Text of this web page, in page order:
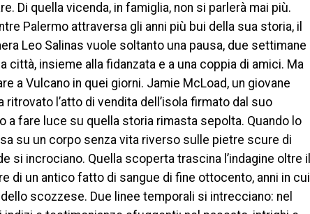
Di quella vicenda, in famiglia, non si parlerà mai più.
Palermo attraversa gli anni più bui della sua storia, il
Leo Salinas vuole soltanto una pausa, due settimane
città, insieme alla fidanzata e a una coppia di amici. Ma
a Vulcano in quei giorni. Jamie McLoad, un giovane
ritrovato l’atto di vendita dell’isola firmato dal suo
a fare luce su quella storia rimasta sepolta. Quando lo
su un corpo senza vita riverso sulle pietre scure di
si incrociano. Quella scoperta trascina l’indagine oltre il
di un antico fatto di sangue di fine ottocento, anni in cui
dello scozzese. Due linee temporali si intrecciano: nel